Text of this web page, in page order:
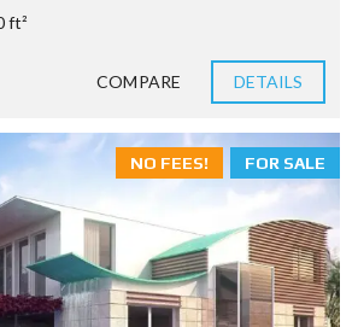
ft²
COMPARE DETAILS
FOR SALE
NO FEES!